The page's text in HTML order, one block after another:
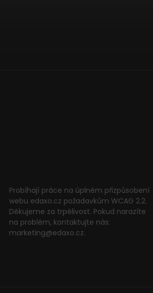
Probíhají práce na úplném přizpůsobení
webu edaxo.cz požadavkům WCAG 2.2.
Děkujeme za trpělivost. Pokud narazíte
na problém, kontaktujte nás:
marketing@edaxo.cz.